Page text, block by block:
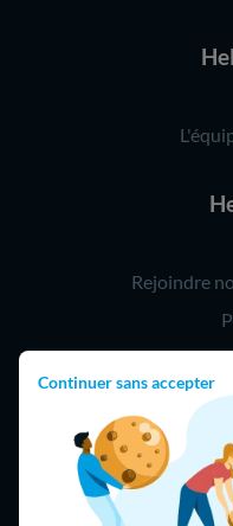
Continuer sans accepter
Rejoindre
09 75